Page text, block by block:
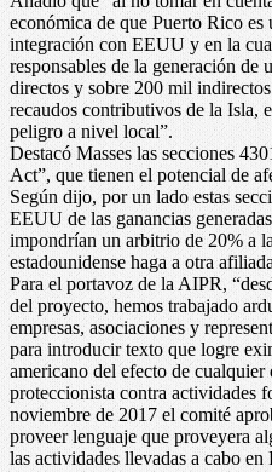
económica de que Puerto Rico
integración con EEUU y en la
responsables de la generación de
directos y sobre 200 mil
recaudos contributivos de la Isla,
peligro a nivel local”.
Destacó Masses las secciones
Act”, que tienen el potencial de
Según dijo, por un lado estas
EEUU de las ganancias
impondrían un arbitrio de 20% a
estadounidense haga a otra
Para el portavoz de la AIPR,
del proyecto, hemos trabajado
empresas, asociaciones y
para introducir texto que logre
americano del efecto de
proteccionista contra actividades
noviembre de 2017 el comité
proveer lenguaje que proveyera
las actividades llevadas a cabo en